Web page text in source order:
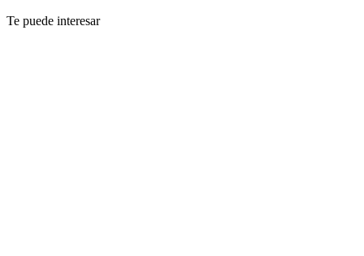
Te puede interesar